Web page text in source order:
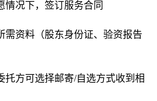
情况下，签订服务合同
需资料（股东身份证、验资报告
托方可选择邮寄/自选方式收到相